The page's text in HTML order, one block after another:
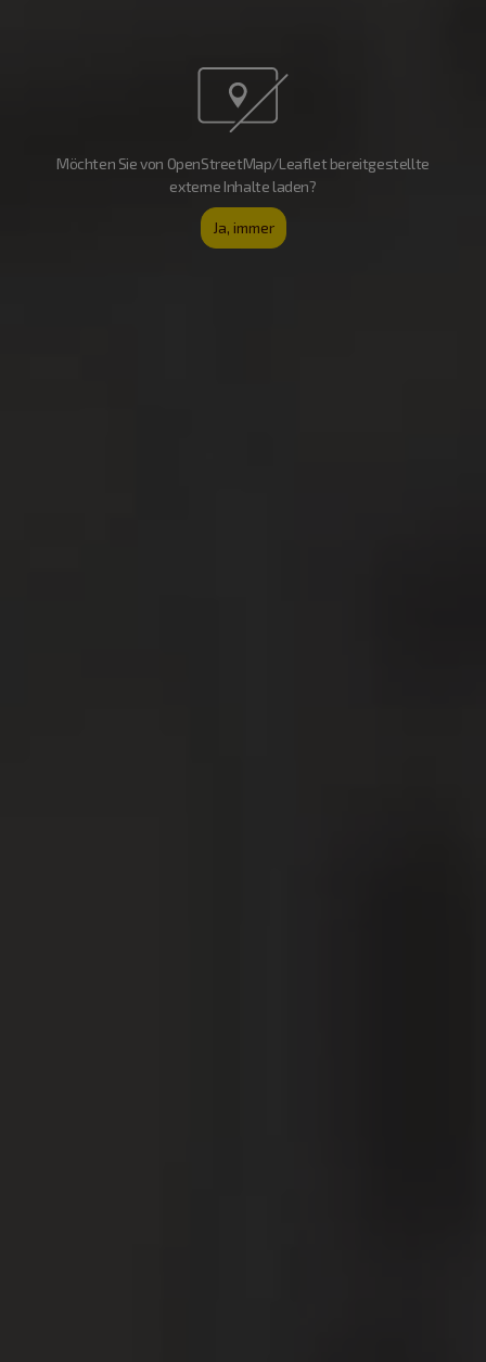
Möchten Sie von OpenStreetMap/Leaflet bereitgestellte
externe Inhalte laden?
Ja, immer